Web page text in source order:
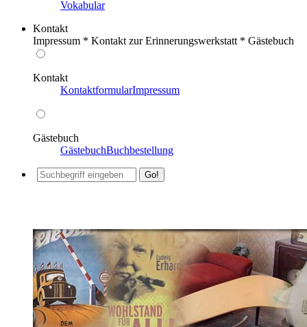
Vokabular
Kontakt
Impressum * Kontakt zur Erinnerungswerkstatt * Gästebuch
Kontakt
KontaktformularImpressum
Gästebuch
GästebuchBuchbestellung